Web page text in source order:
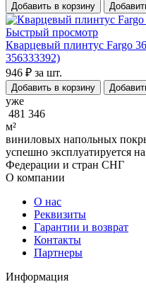
Добавить в корзину
Быстрый просмотр
Кварцевый плинтус Fargo
356333392)
946 ₽ за шт.
Добавить в корзину
уже
481 346
м²
виниловых напольных
успешно эксплуатируется
Федерации и стран СНГ
О компании
О нас
Реквизиты
Гарантии и возврат
Контакты
Партнеры
Информация